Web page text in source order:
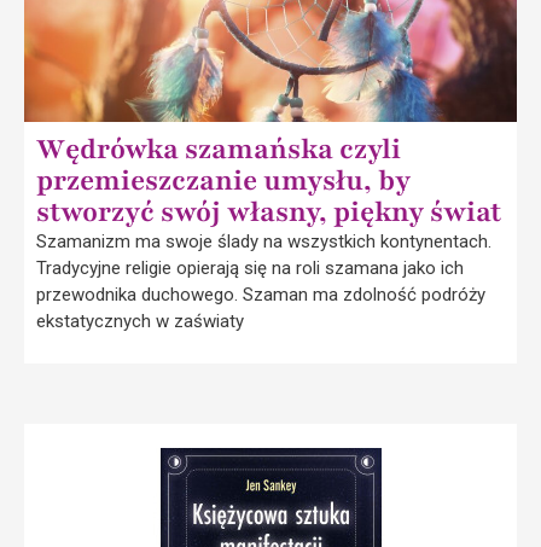
Wędrówka szamańska czyli
przemieszczanie umysłu, by
stworzyć swój własny, piękny świat
Szamanizm ma swoje ślady na wszystkich kontynentach.
Tradycyjne religie opierają się na roli szamana jako ich
przewodnika duchowego. Szaman ma zdolność podróży
ekstatycznych w zaświaty